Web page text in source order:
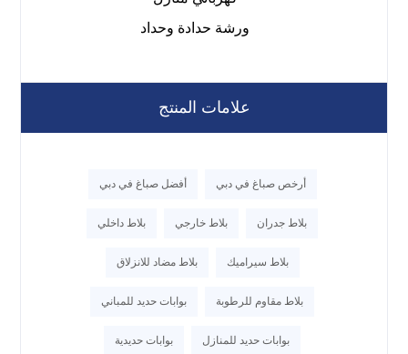
ورشة حدادة وحداد
علامات المنتج
أرخص صباغ في دبي أفضل صباغ في دبي
بلاط جدران بلاط خارجي بلاط داخلي
بلاط سيراميك بلاط مضاد للانزلاق
بلاط مقاوم للرطوبة بوابات حديد للمباني
بوابات حديد للمنازل بوابات حديدية